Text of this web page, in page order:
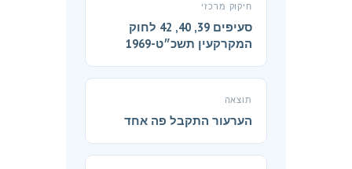
חיקוק מרכזי
סעיפים 39, 40, 42 לחוק
המקרקעין תשכ״ט-1969
תוצאה
הערעור התקבל פה אחד